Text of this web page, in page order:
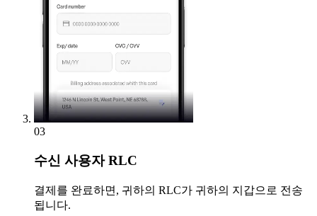
03
수신 사용자 RLC
결제를 완료하면, 귀하의 RLC가 귀하의 지갑으로 전송
됩니다.